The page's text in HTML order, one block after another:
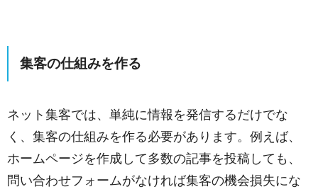
集客の仕組みを作る
ネット集客では、単純に情報を発信するだけでな
く、集客の仕組みを作る必要があります。例えば、
ホームページを作成して多数の記事を投稿しても、
問い合わせフォームがなければ集客の機会損失にな